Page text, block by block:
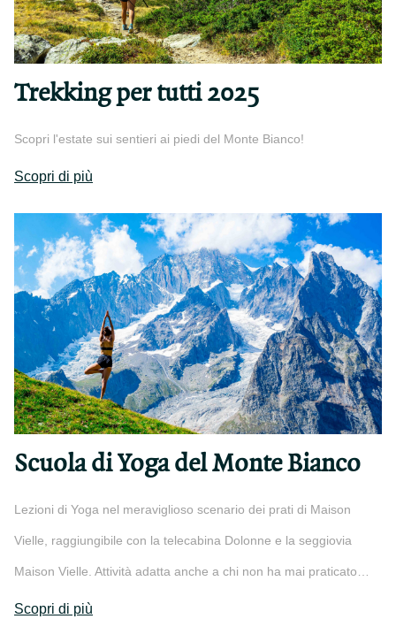
Trekking per tutti 2025
Scopri l'estate sui sentieri ai piedi del Monte Bianco!
Scopri di più
Scuola di Yoga del Monte Bianco
Lezioni di Yoga nel meraviglioso scenario dei prati di Maison
Vielle, raggiungibile con la telecabina Dolonne e la seggiovia
Maison Vielle. Attività adatta anche a chi non ha mai praticato…
Scopri di più